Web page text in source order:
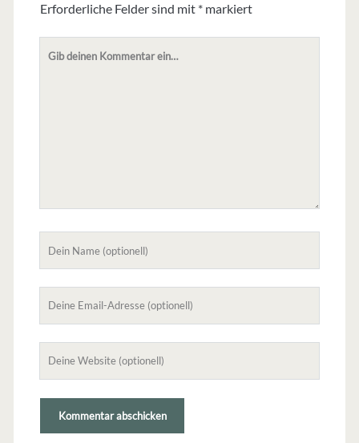
Erforderliche Felder sind mit *markiert
Name
erforderlich)